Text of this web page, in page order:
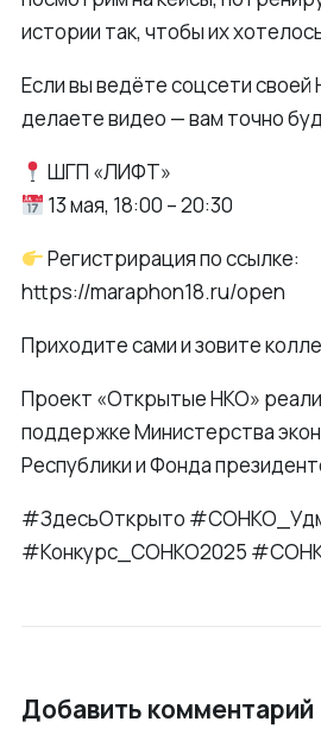
истории так, чтобы их
Если вы ведёте соцсети
делаете видео — вам точно
ШГП «ЛИФТ»
13 мая, 18:00 – 20:30
Регистрирация по ссылке:
https://maraphon18.ru/open
Приходите сами и зовите
Проект «Открытые НКО»
поддержке Министерства
Республики и Фонда
#ЗдесьОткрыто
#Конкурс_СОНКО2025
Добавить комментарий